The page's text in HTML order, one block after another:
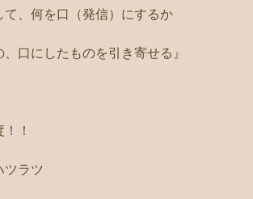
て、何を口（発信）にするか
口にしたものを引き寄せる』
！
ツラツ